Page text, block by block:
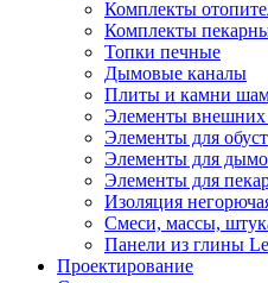
Комплекты
Комплекты
Топки печные
Дымовые каналы
Плиты и камни
Элементы внешних
Элементы для
Элементы для
Элементы для
Изоляция
Смеси, массы,
Панели из глины
Проектирование